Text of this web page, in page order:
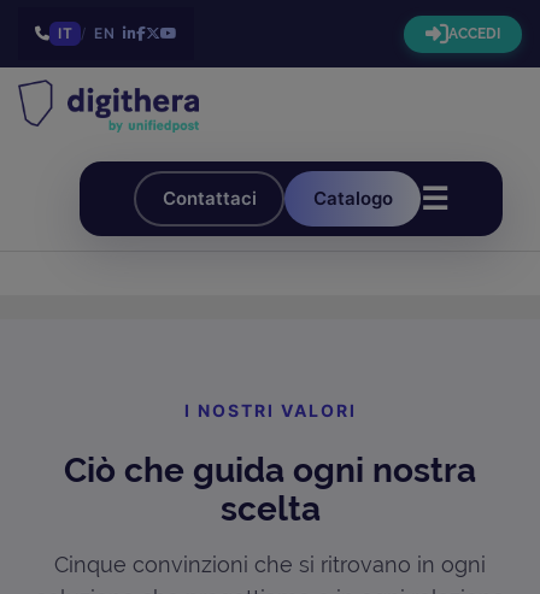
IT / EN ACCEDI
Contattaci Catalogo ☰
I NOSTRI VALORI
Ciò che guida ogni nostra
scelta
Cinque convinzioni che si ritrovano in ogni